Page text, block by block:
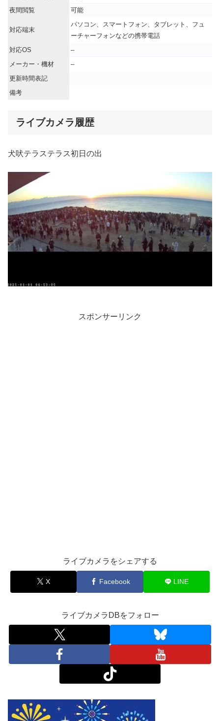
夜間閲覧
可能
対応端末
パソコン、スマートフォン、タブレット、フュ
ーチャーフォンなどの携帯電話
対応OS
–
メーカー・機材
–
更新時間表記
備考
ライブカメラ履歴
犬吠テラステラス初日の出
スポンサーリンク
ライブカメラをシェアする
X Facebook LINE
ライブカメラDBをフォロー